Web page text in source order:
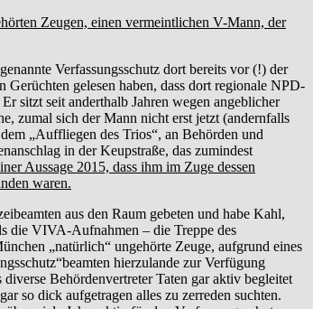
Zeugen, einen vermeintlichen V-Mann, der
Verfassungsschutz dort bereits vor (!) der
gelesen haben, dass dort regionale NPD-
sitzt seit anderthalb Jahren wegen angeblicher
zumal sich der Mann nicht erst jetzt (andernfalls
„Auffliegen des Trios“, an Behörden und
in der Keupstraße, das zumindest
Aussage 2015, dass ihm im Zuge dessen
waren.
aus den Raum gebeten und habe Kahl,
die VIVA-Aufnahmen – die Treppe des
„natürlich“ ungehörte Zeuge, aufgrund eines
hierzulande zur Verfügung
Behördenvertreter Taten gar aktiv begleitet
so dick aufgetragen alles zu zerreden suchten.